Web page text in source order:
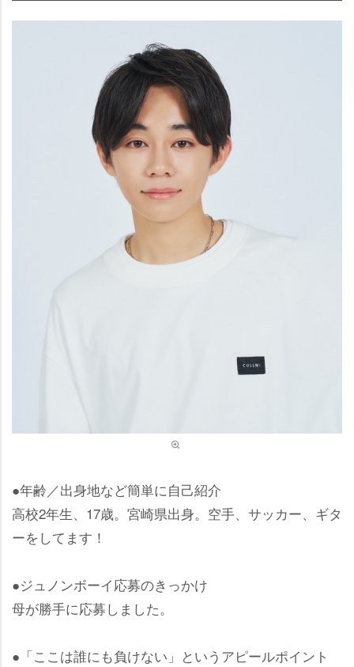
●年齢／出身地など簡単に自己紹介
高校2年生、17歳。宮崎県出身。空手、サッカー、ギタ
ーをしてます！
●ジュノンボーイ応募のきっかけ
母が勝手に応募しました。
●「ここは誰にも負けない」というアピールポイント